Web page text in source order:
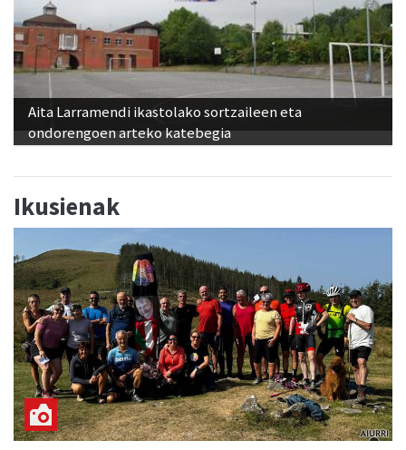
Aita Larramendi ikastolako sortzaileen eta
ondorengoen arteko katebegia
Gogoan hartu dute Katto Amilibia kultur eragilea